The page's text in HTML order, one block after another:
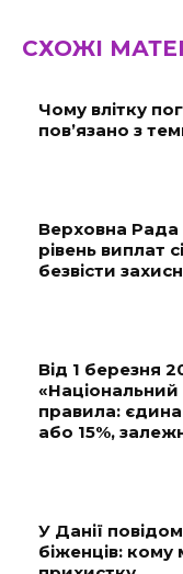
СХОЖІ
Чому влітку
пов’язано з
Верховна
рівень виплат
безвісти
Від 1 березня
правила: єдина
або 15%,
У Данії
біженців: